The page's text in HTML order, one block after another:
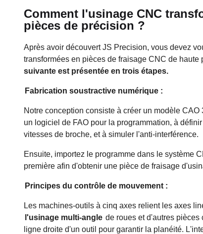
Comment l'usinage CNC
pièces de précision ?
Après avoir découvert JS Precision, vous devez
transformées en pièces de fraisage CNC de
suivante est présentée en trois étapes.
Fabrication soustractive numérique :
Notre conception consiste à créer un modèle
un logiciel de FAO pour la programmation, à
vitesses de broche, et à simuler l'anti-interférence.
Ensuite, importez le programme dans le système
première afin d'obtenir une pièce de fraisage
Principes du contrôle de mouvement :
Les machines-outils à cinq axes relient les axes
l'usinage multi-angle de roues et d'autres
ligne droite d'un outil pour garantir la planéité.